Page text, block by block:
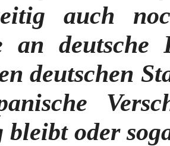
auch
an deutsche
deutschen
bleibt oder